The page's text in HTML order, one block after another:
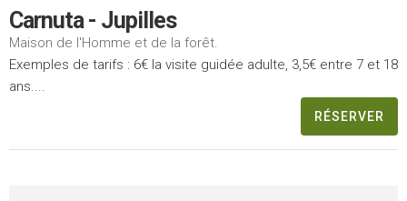
Carnuta - Jupilles
Maison de l'Homme et de la forêt.
Exemples de tarifs : 6€ la visite guidée adulte, 3,5€ entre 7 et 18
ans....
RÉSERVER